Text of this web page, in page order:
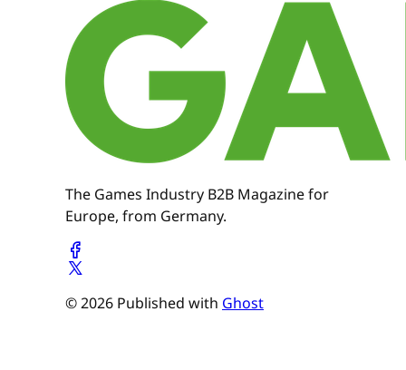
The Games Industry B2B Magazine for
Europe, from Germany.
© 2026 Published with Ghost